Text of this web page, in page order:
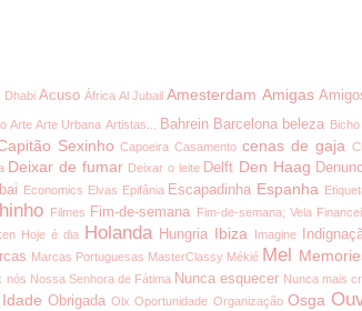
Dhabi Acuso África Al Jubail Amesterdam Amigas
Arte Arte Urbana Artistas... Bahrein Barcelona beleza
Sexinho Capoeira Casamento cenas de gaja
Deixar de fumar Deixar o leite Delft Den Haag
Economics Elvas Epifânia Escapadinha Espanha
Filmes Fim-de-semana Fim-de-semana; Vela
Hoje é dia Holanda Hungria Ibiza Imagine
Marcas Portuguesas MasterClassy Mékié Mel
nós Nossa Senhora de Fátima Nunca esquecer Nunca mais
Obrigada Olx Oportunidade Organização Osga